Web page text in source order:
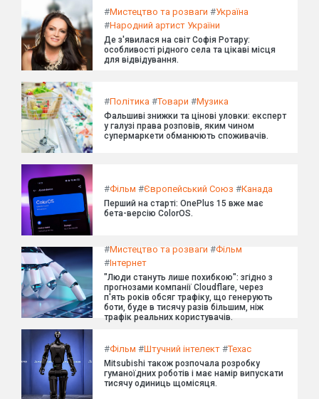
#Мистецтво та розваги #Україна
#Народний артист України
Де з'явилася на світ Софія Ротару:
особливості рідного села та цікаві місця
для відвідування.
#Політика #Товари #Музика
Фальшиві знижки та цінові уловки: експерт
у галузі права розповів, яким чином
супермаркети обманюють споживачів.
#Фільм #Європейський Союз #Канада
Перший на старті: OnePlus 15 вже має
бета-версію ColorOS.
#Мистецтво та розваги #Фільм
#Інтернет
"Люди стануть лише похибкою": згідно з
прогнозами компанії Cloudflare, через
п'ять років обсяг трафіку, що генерують
боти, буде в тисячу разів більшим, ніж
трафік реальних користувачів.
#Фільм #Штучний інтелект #Техас
Mitsubishi також розпочала розробку
гуманоїдних роботів і має намір випускати
тисячу одиниць щомісяця.